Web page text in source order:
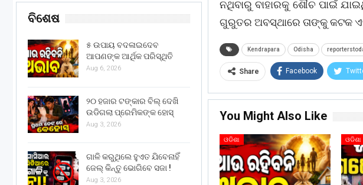
ନଥିବାରୁ ବାହାରକୁ ଶୌଚ ପାଇଁ
ଗୁରୁତର ଅବସ୍ଥାରେ ତାଙ୍କୁ କଟକ
Kendrapara Odisha
Share Facebook
You Might Also Like
ଓଡିଶା ଓଡିଶା
ବିଶେଷ
୫ ଉପାୟ ବଦଳାଇଦେବ
ଆପଣଙ୍କ ଆର୍ଥିକ ପରିସ୍ଥିତି
Aug 6, 2026
୨୦ ହଜାର ଟଙ୍କାର ବିଲ୍ ଦେଖି
ଉଡିଗଲା ପ୍ରେମିକଙ୍କ ହୋସ୍
Aug 3, 2026
ଗାଳି କରୁଥିଲେ ହୁଏତ ଯିବେନାହିଁ
ଜେଲ୍ କିନ୍ତୁ ଭୋଗିବେ ସଜା !
Aug 3, 2026